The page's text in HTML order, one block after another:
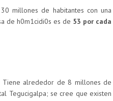
millones de habitantes con una
de h0m1cidi0s es de 53 por cada
Tiene alrededor de 8 millones de
Tegucigalpa; se cree que existen